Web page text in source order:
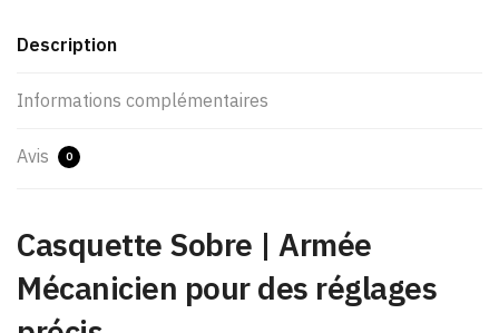
Description
Informations complémentaires
Avis 0
Casquette Sobre​ | Armée
Mécanicien pour des réglages